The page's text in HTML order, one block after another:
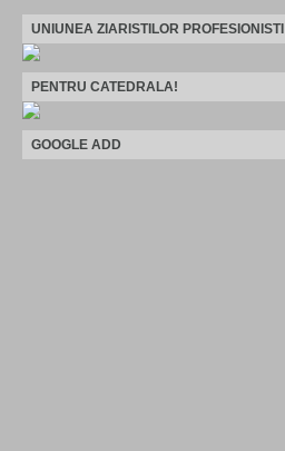
UNIUNEA ZIARISTILOR PROFESIONISTI
PENTRU CATEDRALA!
GOOGLE ADD